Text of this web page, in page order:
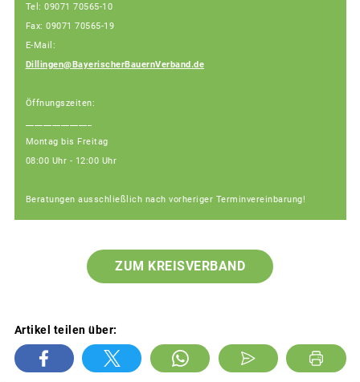
Tel: 09071 70565-10
Fax: 09071 70565-19
E-Mail:
Dillingen@BayerischerBauernVerband.de
Öffnungszeiten:
Montag bis Freitag
08:00 Uhr - 12:00 Uhr
Beratungen ausschließlich nach vorheriger Terminvereinbarung!
ZUM KREISVERBAND
Artikel teilen über: